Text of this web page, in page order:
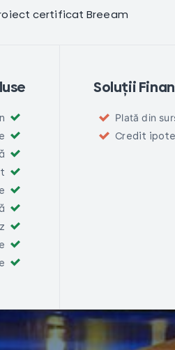
certificat Breeam
Soluții
Plată din
Credit